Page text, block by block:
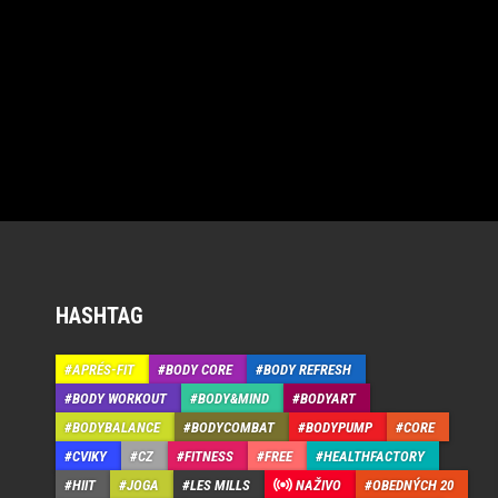
HASHTAG
APRÉS-FIT BODY CORE
BODY REFRESH
BODY WORKOUT
BODY&MIND
BODYART
BODYBALANCE
BODYCOMBAT BODYPUMP
CORE
CVIKY
CZ FITNESS FREE
HEALTHFACTORY
HIIT
JOGA LES MILLS NAŽIVO OBEDNÝCH 20